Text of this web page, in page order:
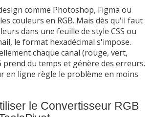
comme Photoshop, Figma ou
couleurs en RGB. Mais dès qu'il faut
dans une feuille de style CSS ou
le format hexadécimal s'impose.
chaque canal (rouge, vert,
prend du temps et génère des erreurs.
en ligne règle le problème en moins
le Convertisseur RGB